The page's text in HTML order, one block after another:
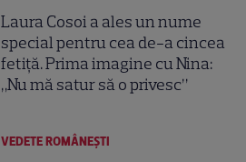
Laura Cosoi a ales un nume
special pentru cea de-a cincea
fetiță. Prima imagine cu Nina:
„Nu mă satur să o privesc”
VEDETE ROMÂNEŞTI